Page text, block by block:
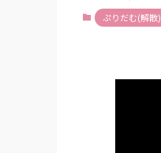
ぷりだむ(解散)